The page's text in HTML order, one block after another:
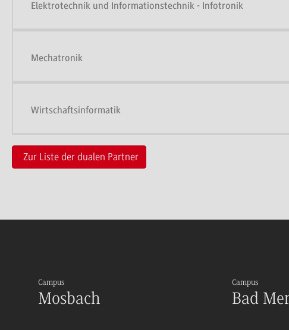
Elektrotechnik und Informationstechnik - Infotronik
Mechatronik
Wirtschaftsinformatik
Zur Liste der dualen Partner
Campus
Mosbach
Campus
Bad